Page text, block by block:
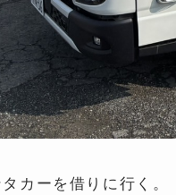
カーを借りに行く。